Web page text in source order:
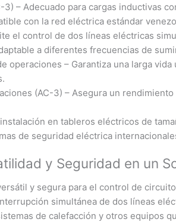
3) – Adecuado para cargas inductivas
con la red eléctrica estándar
el control de dos líneas eléctricas
a diferentes frecuencias de
operaciones – Garantiza una larga
(AC-3) – Asegura un
en tableros eléctricos de
de seguridad eléctrica
y Seguridad en un
y segura para el control de
simultánea de dos líneas
de calefacción y otros equipos